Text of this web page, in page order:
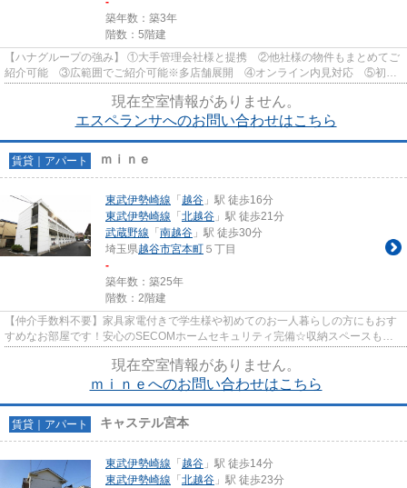
築年数：築3年
階数：5階建
【ハナグループの強み】 ①大手管理会社様と提携 ②他社様の物件もまとめてご
紹介可能 ③広範囲でご紹介可能※多店舗展開 ④オンライン内見対応 ⑤初期
現在空室情報がありません。
エスペランサへのお問い合わせはこちら
賃貸｜アパート ｍｉｎｅ
東武伊勢崎線 「 越谷 」駅 徒歩16分
東武伊勢崎線 「 北越谷 」駅 徒歩21分
武蔵野線 「 南越谷 」駅 徒歩30分
埼玉県越谷市宮本町 ５丁目
-
築年数：築25年
階数：2階建
【仲介手数料不要】家具家電付きで学生様や初めてのお一人暮らしの方にもおす
すめなお部屋です！安心のSECOMホームセキュリティ完備☆収納スペースも豊
現在空室情報がありません。
ｍｉｎｅへのお問い合わせはこちら
賃貸｜アパート キャステル宮本
東武伊勢崎線 「 越谷 」駅 徒歩14分
東武伊勢崎線 「 北越谷 」駅 徒歩23分